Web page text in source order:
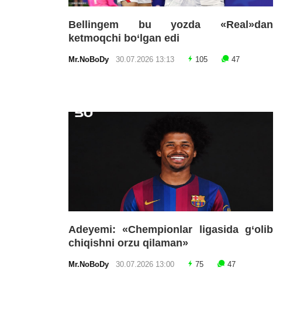
Bellingem bu yozda «Real»dan
ketmoqchi bo‘lgan edi
Mr.NoBoDy 30.07.2026 13:13 105 47
Adeyemi: «Chempionlar ligasida g‘olib
chiqishni orzu qilaman»
Mr.NoBoDy 30.07.2026 13:00 75 47